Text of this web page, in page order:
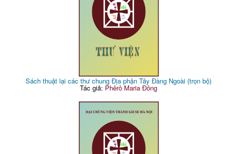
Sách thuật lại các thư chung Địa phận Tây Đàng Ngoài (trọn bộ)
Tác giả: Phêrô Maria Đông